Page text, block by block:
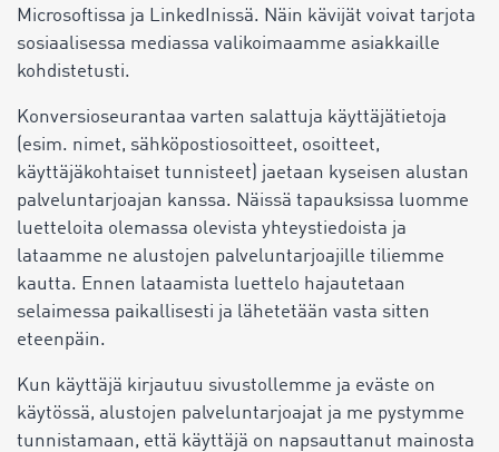
Microsoftissa ja LinkedInissä. Näin kävijät voivat tarjota
sosiaalisessa mediassa valikoimaamme asiakkaille
kohdistetusti.
Konversioseurantaa varten salattuja käyttäjätietoja
(esim. nimet, sähköpostiosoitteet, osoitteet,
käyttäjäkohtaiset tunnisteet) jaetaan kyseisen alustan
palveluntarjoajan kanssa. Näissä tapauksissa luomme
luetteloita olemassa olevista yhteystiedoista ja
lataamme ne alustojen palveluntarjoajille tiliemme
kautta. Ennen lataamista luettelo hajautetaan
selaimessa paikallisesti ja lähetetään vasta sitten
eteenpäin.
Kun käyttäjä kirjautuu sivustollemme ja eväste on
käytössä, alustojen palveluntarjoajat ja me pystymme
tunnistamaan, että käyttäjä on napsauttanut mainosta